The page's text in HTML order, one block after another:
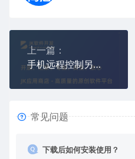
上一篇：
手机远程控制另一个手机APP软件（隐身监控另一个手机）
常见问题
下载后如何安装使用？